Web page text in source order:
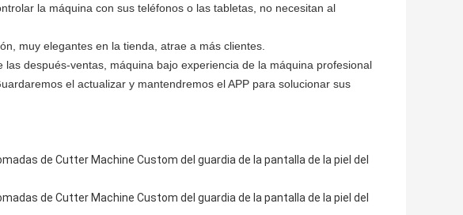
la máquina con sus teléfonos o las tabletas, no necesitan al
muy elegantes en la tienda, atrae a más clientes.
después-ventas, máquina bajo experiencia de la máquina profesional
el actualizar y mantendremos el APP para solucionar sus